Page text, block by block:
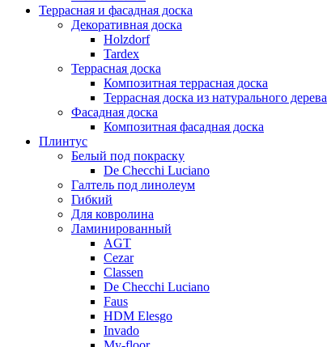
Террасная и фасадная доска
Декоративная доска
Holzdorf
Tardex
Террасная доска
Композитная террасная доска
Террасная доска из натурального дерева
Фасадная доска
Композитная фасадная доска
Плинтус
Белый под покраску
De Checchi Luciano
Галтель под линолеум
Гибкий
Для ковролина
Ламинированный
AGT
Cezar
Classen
De Checchi Luciano
Faus
HDM Elesgo
Invado